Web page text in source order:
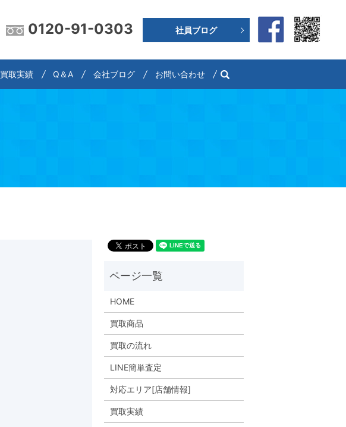
0120-91-0303
買取実績 Q＆A 会社ブログ
社員ブログ
お問い合わせ search
HOME
買取商品
買取の流れ
LINE簡単査定
対応エリア[店舗情報]
買取実績